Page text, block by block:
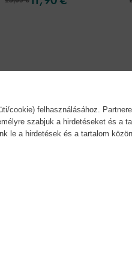
Az egyszerű és
a Carotina Beszélő
szórakozást! Egyszerű
utazik kézségfejlesztő
cookie) felhasználásához.
szabjuk a hirdetéseket és a
le a hirdetések és a tartalom